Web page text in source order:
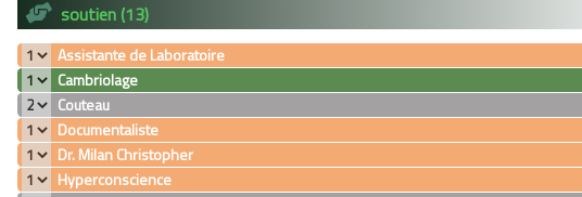
soutien (13)
Assistante de Laboratoire
Cambriolage
Couteau
Documentaliste
Dr. Milan Christopher
Hyperconscience